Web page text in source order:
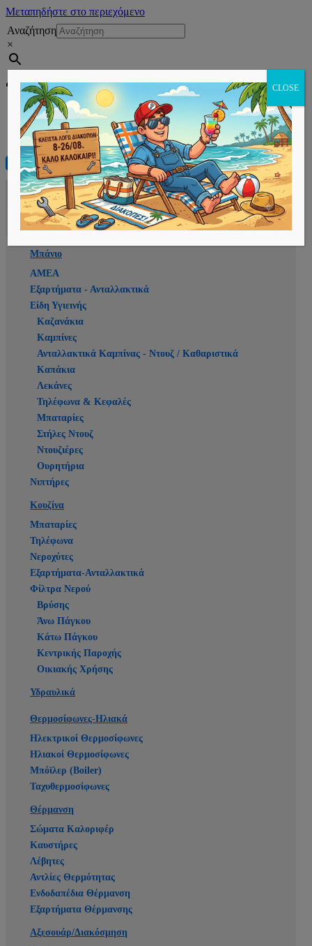
Μεταπηδήστε στο περιεχόμενο
Αναζήτηση
×
Εγγραφή
Αρχική
E-shop
Μπάνιο
ΑΜΕΑ
Εξαρτήματα - Ανταλλακτικά
Είδη Υγιεινής
Καζανάκια
Καμπίνες
Ανταλλακτικά Καμπίνας - Ντουζ / Καθαριστικά
Καπάκια
Λεκάνες
Τηλέφωνα & Κεφαλές
Μπαταρίες
Στήλες Ντουζ
Ντουζιέρες
Ουρητήρια
Νιπτήρες
Κουζίνα
Μπαταρίες
Τηλέφωνα
Νεροχύτες
Εξαρτήματα-Ανταλλακτικά
Φίλτρα Νερού
Βρύσης
Άνω Πάγκου
Κάτω Πάγκου
Κεντρικής Παροχής
Οικιακής Χρήσης
Υδραυλικά
Θερμοσίφωνες-Ηλιακά
Ηλεκτρικοί Θερμοσίφωνες
Ηλιακοί Θερμοσίφωνες
Μπόϊλερ (Boiler)
Ταχυθερμοσίφωνες
Θέρμανση
Σώματα Καλοριφέρ
Καυστήρες
Λέβητες
Αντλίες Θερμότητας
Ενδοδαπέδια Θέρμανση
Εξαρτήματα Θέρμανσης
Αξεσουάρ/Διακόσμηση
CLOSE